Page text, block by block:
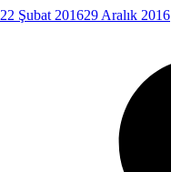
22 Şubat 201629 Aralık 2016